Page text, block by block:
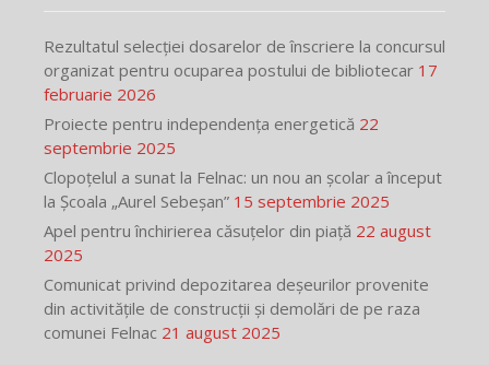
Rezultatul selecției dosarelor de înscriere la concursul
organizat pentru ocuparea postului de bibliotecar 17
februarie 2026
Proiecte pentru independența energetică 22
septembrie 2025
Clopoțelul a sunat la Felnac: un nou an școlar a început
la Școala „Aurel Sebeșan” 15 septembrie 2025
Apel pentru închirierea căsuțelor din piață 22 august
2025
Comunicat privind depozitarea deșeurilor provenite
din activitățile de construcții și demolări de pe raza
comunei Felnac 21 august 2025